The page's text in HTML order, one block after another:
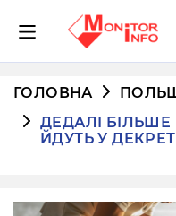
ГОЛОВНА
ДЕДАЛІ
ЙДУТЬ У